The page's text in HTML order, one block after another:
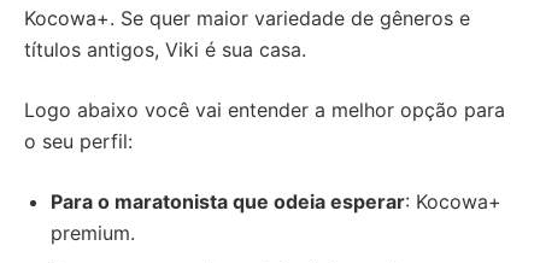
Kocowa+. Se quer maior variedade de gêneros e
títulos antigos, Viki é sua casa.
Logo abaixo você vai entender a melhor opção para
o seu perfil:
Para o maratonista que odeia esperar: Kocowa+
premium.